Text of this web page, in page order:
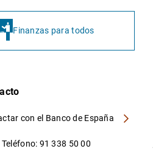
Finanzas para todos
con el Banco de España
Teléfono: 91 338 50 00